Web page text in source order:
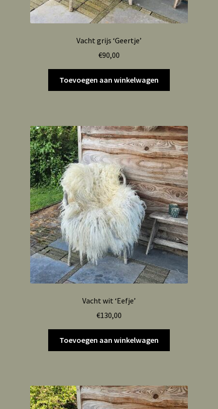
Vacht grijs ‘Geertje’
€90,00
Toevoegen aan winkelwagen
Vacht wit ‘Eefje’
€130,00
Toevoegen aan winkelwagen